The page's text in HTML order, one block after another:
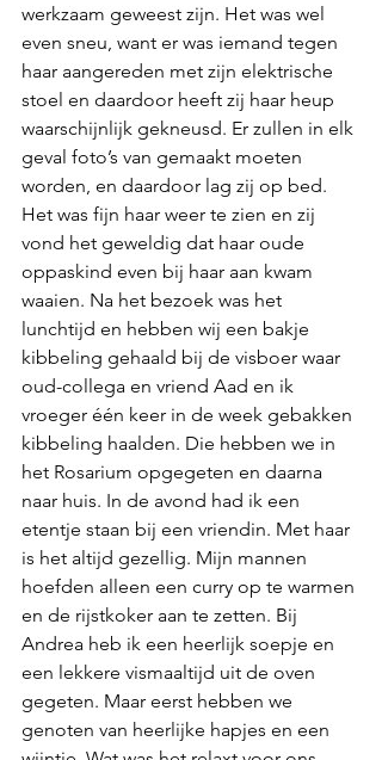
werkzaam geweest zijn. Het was wel
even sneu, want er was iemand tegen
haar aangereden met zijn elektrische
stoel en daardoor heeft zij haar heup
waarschijnlijk gekneusd. Er zullen in elk
geval foto’s van gemaakt moeten
worden, en daardoor lag zij op bed.
Het was fijn haar weer te zien en zij
vond het geweldig dat haar oude
oppaskind even bij haar aan kwam
waaien. Na het bezoek was het
lunchtijd en hebben wij een bakje
kibbeling gehaald bij de visboer waar
oud-collega en vriend Aad en ik
vroeger één keer in de week gebakken
kibbeling haalden. Die hebben we in
het Rosarium opgegeten en daarna
naar huis. In de avond had ik een
etentje staan bij een vriendin. Met haar
is het altijd gezellig. Mijn mannen
hoefden alleen een curry op te warmen
en de rijstkoker aan te zetten. Bij
Andrea heb ik een heerlijk soepje en
een lekkere vismaaltijd uit de oven
gegeten. Maar eerst hebben we
genoten van heerlijke hapjes en een